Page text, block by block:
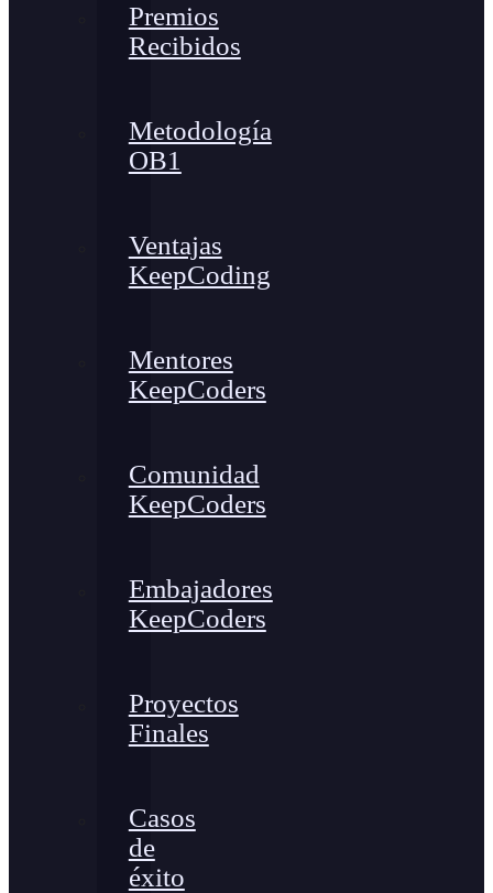
Premios
Recibidos
Metodología
OB1
Ventajas
KeepCoding
Mentores
KeepCoders
Comunidad
KeepCoders
Embajadores
KeepCoders
Proyectos
Finales
Casos
de
éxito